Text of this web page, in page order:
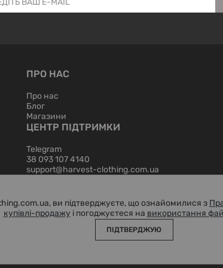
ПРО НАС
Про нас
Блог
Магазини
ЦЕНТР ПІДТРИМКИ
Telegram
38 093 107 4140
support@harvest-clothing.com.ua
ви підтверджуєте, що ознайомилися з
купівлі-продажуі погоджуєтеся навикористання
ПІДТВЕРДЖУЮ